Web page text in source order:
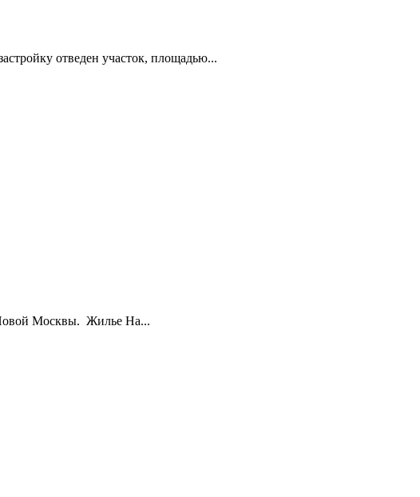
отведен участок, площадью...
Москвы. Жилье На...